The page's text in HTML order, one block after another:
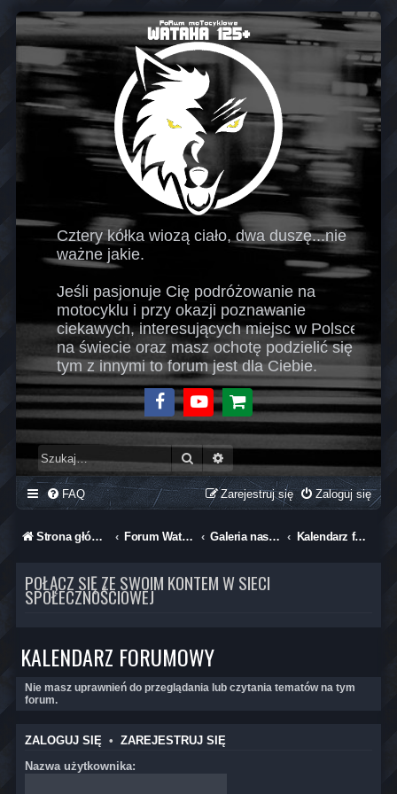
Cztery kółka wiozą ciało, dwa duszę...nie
ważne jakie.
Jeśli pasjonuje Cię podróżowanie na
motocyklu i przy okazji poznawanie
ciekawych, interesujących miejsc w Polsce i
na świecie oraz masz ochotę podzielić się
tym z innymi to forum jest dla Ciebie.
FacebookYoutubeSklep
Szukaj
FAQ Zaloguj się
Zarejestruj się
Strona główna Forum Wataha 125+ Galeria naszych maszyn Kalendarz forumowy
POŁĄCZ SIĘ ZE SWOIM KONTEM W SIECI
SPOŁECZNOŚCIOWEJ
KALENDARZ FORUMOWY
Nie masz uprawnień do przeglądania lub czytania tematów na tym
forum.
ZALOGUJ SIĘ • ZAREJESTRUJ SIĘ
Nazwa użytkownika: